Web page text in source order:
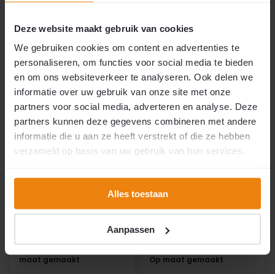
Deze website maakt gebruik van cookies
We gebruiken cookies om content en advertenties te
personaliseren, om functies voor social media te bieden
en om ons websiteverkeer te analyseren. Ook delen we
informatie over uw gebruik van onze site met onze
partners voor social media, adverteren en analyse. Deze
partners kunnen deze gegevens combineren met andere
informatie die u aan ze heeft verstrekt of die ze hebben
verzameld op basis van uw gebruik van hun services.
Alles toestaan
Aanpassen
€89,95
Vergelijk
€89,95
Vergelijk
Maatwerk
maat gemaakt
Maatwerk
Manacor® Kunststof
Op maat gemaakt